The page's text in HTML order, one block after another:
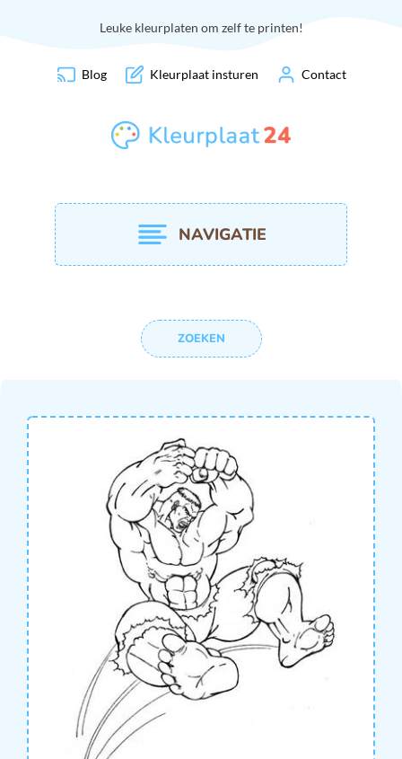
Leuke kleurplaten om zelf te printen!
Blog Kleurplaat insturen Contact
NAVIGATIE
ZOEKEN